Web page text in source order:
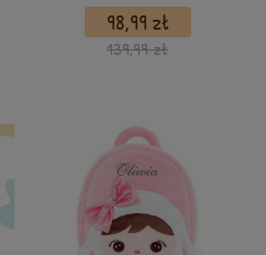
98,99 zł
139,99 zł